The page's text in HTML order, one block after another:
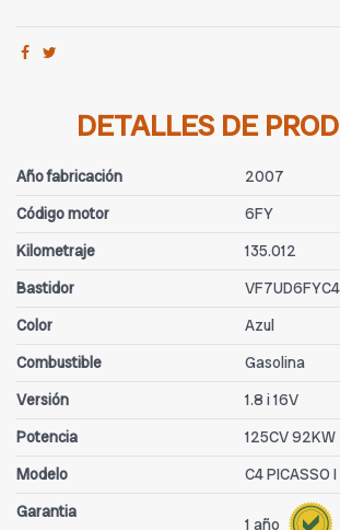
DETALLES DE
Año fabricación
2007
Código motor
6FY
Kilometraje
135.012
Bastidor
Color
Azul
Combustible
Gasolina
Versión
1.8 i 16V
Potencia
125CV 92KW
Modelo
C4 PICASSO
Garantia
1 año